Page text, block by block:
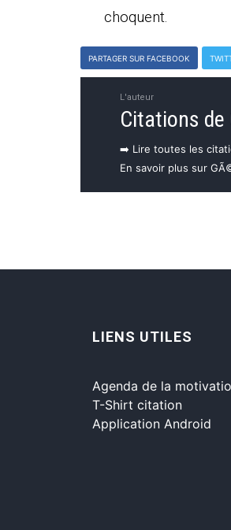
choquent.
PARTAGER SUR FACEBOOK
L'auteur
Citations
➡️ Lire toutes les
En savoir plus sur
LIENS UTILES
Agenda de la
T-Shirt citation
Application Android